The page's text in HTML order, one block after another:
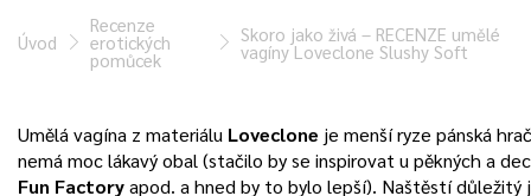
Úvod
Recenze
erotických
pomůcek
Skoro jako živá – RECENZE umělé
vagíny Loveclone Slushy Soft
Umělá vagína z materiálu Loveclone je menší ryze pánská
nemá moc lákavý obal (stačilo by se inspirovat u pěkných a
Fun Factoryapod. a hned by to bylo lepší). Naštěstí důležitý